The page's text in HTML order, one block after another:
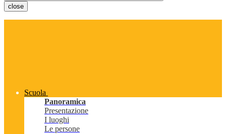
close
Scuola
Panoramica
Presentazione
I luoghi
Le persone